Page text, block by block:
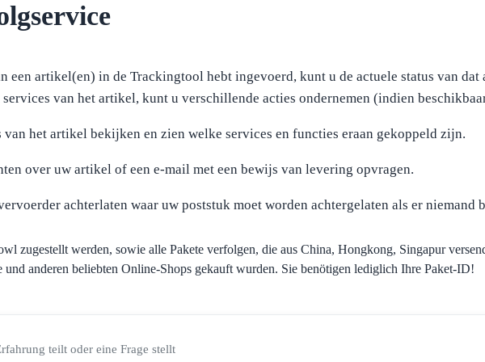
een artikel(en) in de Trackingtool hebt ingevoerd, kunt u de actuele status van
services van het artikel, kunt u verschillende acties ondernemen (indien
het artikel bekijken en zien welke services en functies eraan gekoppeld zijn.
over uw artikel of een e-mail met een bewijs van levering opvragen.
achterlaten waar uw poststuk moet worden achtergelaten als er niemand
zugestellt werden, sowie alle Pakete verfolgen, die aus China, Hongkong, Singapur
und anderen beliebten Online-Shops gekauft wurden. Sie benötigen lediglich Ihre Paket-ID!
teilt oder eine Frage stellt